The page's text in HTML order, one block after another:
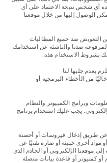
أي شخص نتيجة الاعتماد على أي
الوصول إليها من خلال موقعنا
التعويض ضد جميع المطالبات
ضدنا والناشئة عن استخدامك
بشروط الاستخدام هذه.
بعدم جلبها لنا
من الأخطاء البرمجية أو
وبرامج الكمبيوتر والنظام
يجب عليك استخدام برنامج
عن طريق إدخال فيروسات أو أحصنة
مواد أخرى خبيثة أو ضارة تقنيًا عن
موقعنا الإلكتروني أو الخادم الذي
كمبيوتر أو قاعدة بيانات متصلة